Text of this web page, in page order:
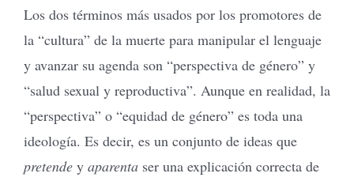
Los dos términos más usados por los promotores de
la “cultura” de la muerte para manipular el lenguaje
y avanzar su agenda son “perspectiva de género” y
“salud sexual y reproductiva”. Aunque en realidad, la
“perspectiva” o “equidad de género” es toda una
ideología. Es decir, es un conjunto de ideas que
pretende y aparenta ser una explicación correcta de